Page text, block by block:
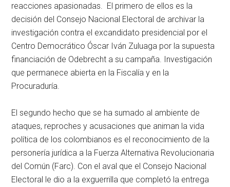
reacciones apasionadas. El primero de ellos es la
decisión del Consejo Nacional Electoral de archivar la
investigación contra el excandidato presidencial por el
Centro Democrático Óscar Iván Zuluaga por la supuesta
financiación de Odebrecht a su campaña. Investigación
que permanece abierta en la Fiscalía y en la
Procuraduría.
El segundo hecho que se ha sumado al ambiente de
ataques, reproches y acusaciones que animan la vida
política de los colombianos es el reconocimiento de la
personería jurídica a la Fuerza Alternativa Revolucionaria
del Común (Farc). Con el aval que el Consejo Nacional
Electoral le dio a la exguerrilla que completó la entrega